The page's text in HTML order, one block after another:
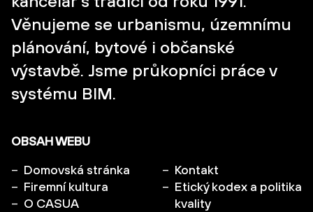
Věnujeme se urbanismu, územnímu
plánování, bytové i občanské
výstavbě. Jsme průkopníci práce v
systému BIM.
OBSAH WEBU
Domovská stránka
Firemní kultura
O CASUA
Kontakt
Etický kodex a politika
kvality